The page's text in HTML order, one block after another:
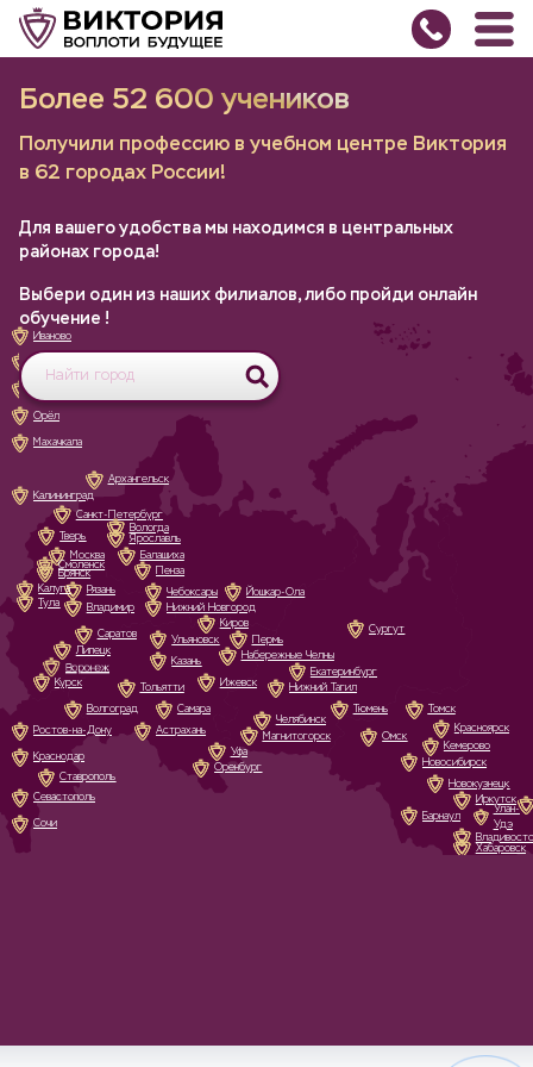
Более 52 600 учеников
Получили профессию в учебном центре Виктория
в 62 городах России!
Для вашего удобства мы находимся в центральных
районах города!
Выбери один из наших филиалов, либо пройди онлайн
обучение !
Пермь
Екатеринбург
Нижний Новгород
Новосибирск
Омск
Казань
Уфа
Краснодар
Красноярск
Ростов-на-Дону
Тюмень
Санкт-Петербург
Самара
Челябинск
Волгоград
Воронеж
Москва
Саратов
Ижевск
Иркутск
Рязань
Ярославль
Барнаул
Оренбург
Ставрополь
Тольятти
Сочи
Кемерово
Калининград
Томск
Киров Сургут
Новокузнецк
Тверь
Пенза
Чебоксары
Астрахань Магнитогорск
Липецк
Курск
Тула
Набережные Челны
Севастополь
Улан-
Удэ
Брянск
Ульяновск
Нижний Тагил
Архангельск
Владимир
Балашиха
Хабаровск
Калуга
Вологда
Смоленск
Иваново
Орёл
Йошкар-Ола
Махачкала